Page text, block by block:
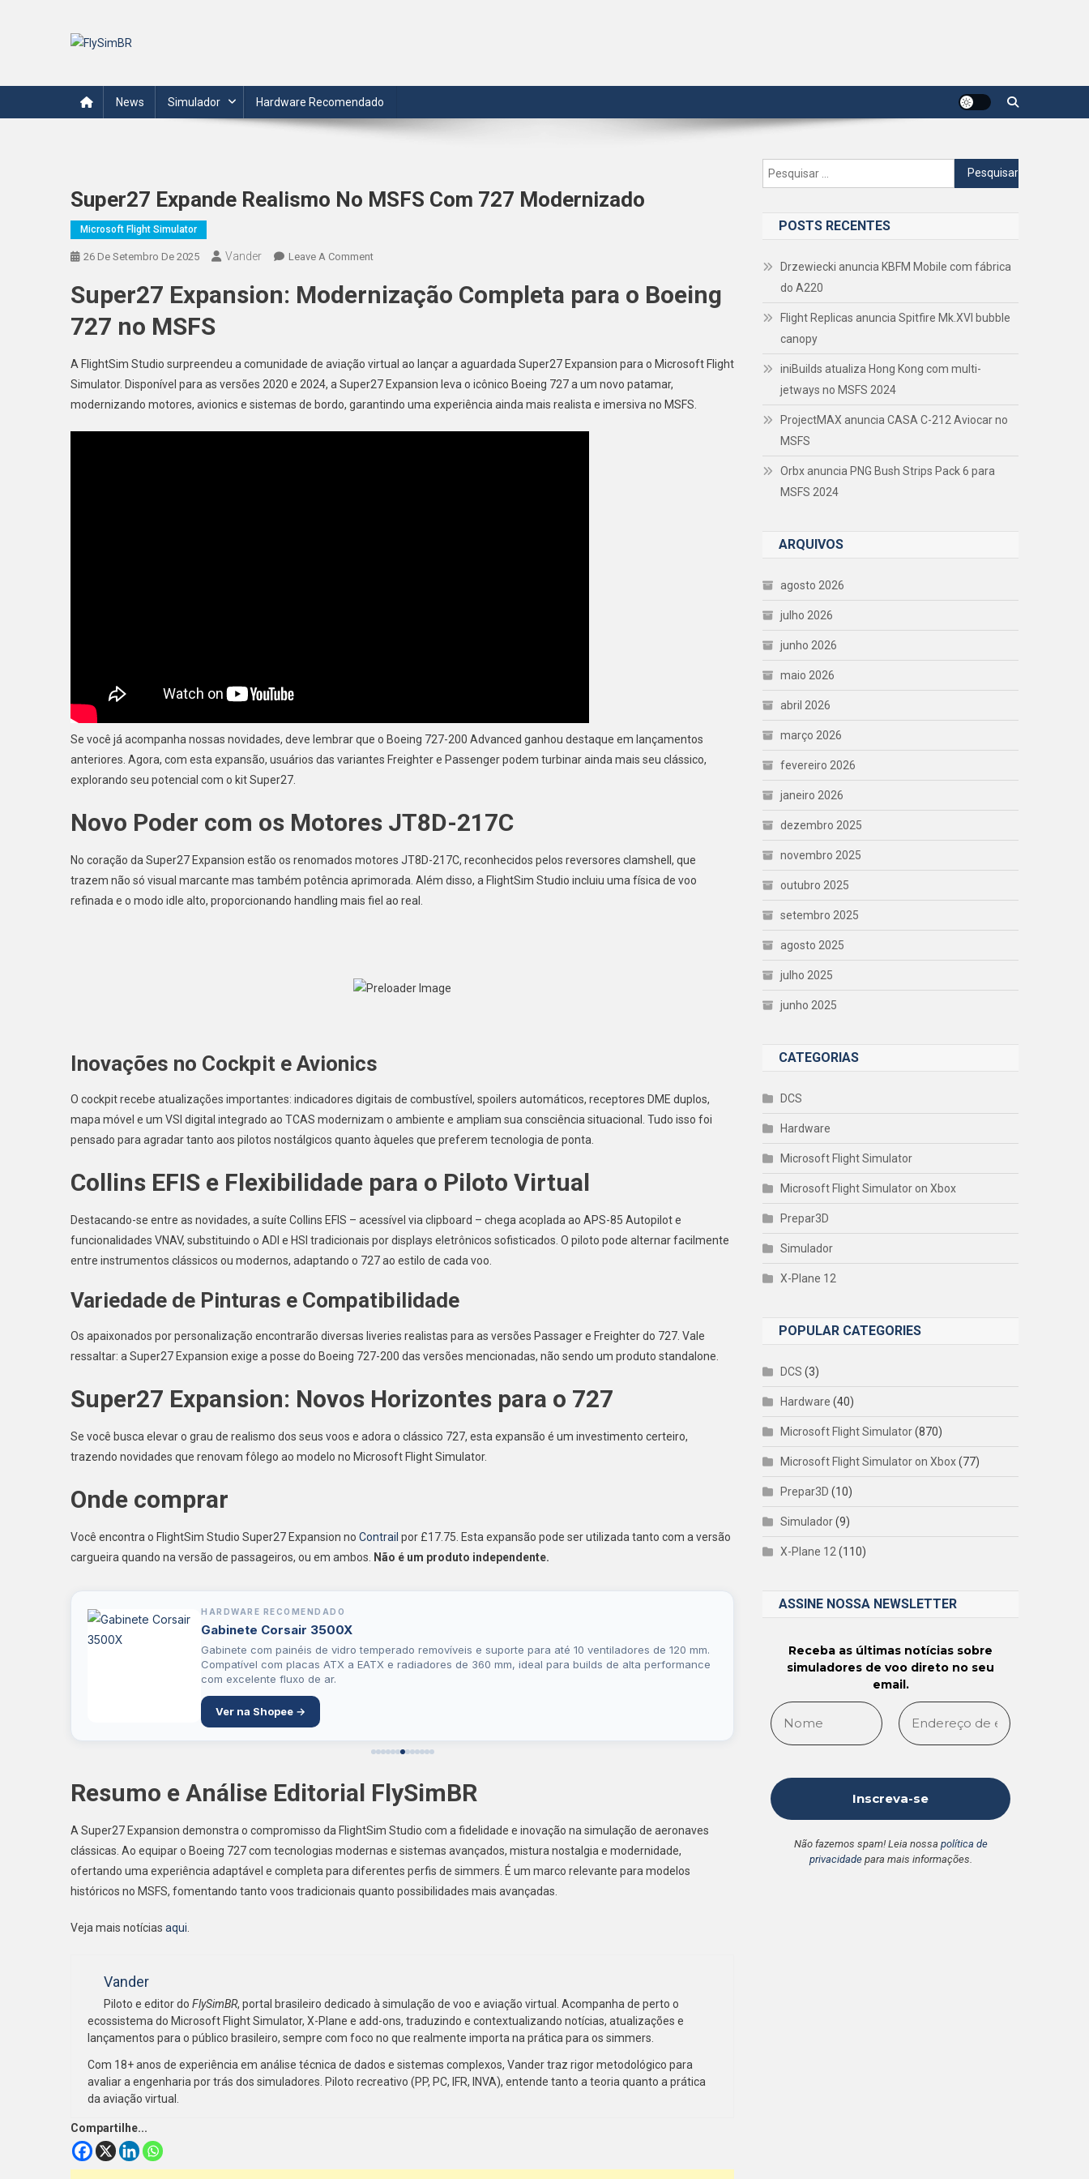
News Simulador Hardware Recomendado
Super27 Expande Realismo No MSFS Com 727 Modernizado
Microsoft Flight Simulator
26 De Setembro De 2025 Vander Leave A CommentOn
Expande
Com
727
Modernizado
Super27 Expansion: Modernização Completa para o Boeing
727 no MSFS
A FlightSim Studio surpreendeu a comunidade de aviação virtual ao lançar a aguardada Super27 Expansion para o Microsoft Flight
Simulator. Disponível para as versões 2020 e 2024, a Super27 Expansion leva o icônico Boeing 727 a um novo patamar,
modernizando motores, avionics e sistemas de bordo, garantindo uma experiência ainda mais realista e imersiva no MSFS.
Se você já acompanha nossas novidades, deve lembrar que o Boeing 727-200 Advanced ganhou destaque em lançamentos
anteriores. Agora, com esta expansão, usuários das variantes Freighter e Passenger podem turbinar ainda mais seu clássico,
explorando seu potencial com o kit Super27.
Novo Poder com os Motores JT8D-217C
No coração da Super27 Expansion estão os renomados motores JT8D-217C, reconhecidos pelos reversores clamshell, que
trazem não só visual marcante mas também potência aprimorada. Além disso, a FlightSim Studio incluiu uma física de voo
refinada e o modo idle alto, proporcionando handling mais fiel ao real.
Inovações no Cockpit e Avionics
O cockpit recebe atualizações importantes: indicadores digitais de combustível, spoilers automáticos, receptores DME duplos,
mapa móvel e um VSI digital integrado ao TCAS modernizam o ambiente e ampliam sua consciência situacional. Tudo isso foi
pensado para agradar tanto aos pilotos nostálgicos quanto àqueles que preferem tecnologia de ponta.
Collins EFIS e Flexibilidade para o Piloto Virtual
Destacando-se entre as novidades, a suíte Collins EFIS – acessível via clipboard – chega acoplada ao APS-85 Autopilot e
funcionalidades VNAV, substituindo o ADI e HSI tradicionais por displays eletrônicos sofisticados. O piloto pode alternar facilmente
entre instrumentos clássicos ou modernos, adaptando o 727 ao estilo de cada voo.
Variedade de Pinturas e Compatibilidade
Os apaixonados por personalização encontrarão diversas liveries realistas para as versões Passager e Freighter do 727. Vale
ressaltar: a Super27 Expansion exige a posse do Boeing 727-200 das versões mencionadas, não sendo um produto standalone.
Super27 Expansion: Novos Horizontes para o 727
Se você busca elevar o grau de realismo dos seus voos e adora o clássico 727, esta expansão é um investimento certeiro,
trazendo novidades que renovam fôlego ao modelo no Microsoft Flight Simulator.
Onde comprar
Você encontra o FlightSim Studio Super27 Expansion no Contrail por £17.75. Esta expansão pode ser utilizada tanto com a versão
cargueira quando na versão de passageiros, ou em ambos.
Não é um produto independente.
HARDWARE RECOMENDADO
Gabinete Corsair 3500X
Gabinete com painéis de vidro temperado removíveis e suporte para até 10 ventiladores de 120 mm.
Compatível com placas ATX a EATX e radiadores de 360 mm, ideal para builds de alta performance
com excelente fluxo de ar.
Ver na Shopee →
Resumo e Análise Editorial FlySimBR
A Super27 Expansion demonstra o compromisso da FlightSim Studio com a fidelidade e inovação na simulação de aeronaves
clássicas. Ao equipar o Boeing 727 com tecnologias modernas e sistemas avançados, mistura nostalgia e modernidade,
ofertando uma experiência adaptável e completa para diferentes perfis de simmers. É um marco relevante para modelos
históricos no MSFS, fomentando tanto voos tradicionais quanto possibilidades mais avançadas.
Veja mais notícias aqui
Vander
Piloto e editor do FlySimBR, portal brasileiro dedicado à simulação de voo e aviação virtual. Acompanha de perto o
ecossistema do Microsoft Flight Simulator, X-Plane e add-ons, traduzindo e contextualizando notícias, atualizações e
lançamentos para o público brasileiro, sempre com foco no que realmente importa na prática para os simmers.
Com 18+ anos de experiência em análise técnica de dados e sistemas complexos, Vander traz rigor metodológico para
avaliar a engenharia por trás dos simuladores. Piloto recreativo (PP, PC, IFR, INVA), entende tanto a teoria quanto a prática
da aviação virtual.
Compartilhe...
Pesquisar
por:
POSTS RECENTES
Drzewiecki anuncia KBFM Mobile com fábrica
do A220
Flight Replicas anuncia Spitfire Mk.XVI bubble
canopy
iniBuilds atualiza Hong Kong com multi-
jetways no MSFS 2024
ProjectMAX anuncia CASA C-212 Aviocar no
MSFS
Orbx anuncia PNG Bush Strips Pack 6 para
MSFS 2024
ARQUIVOS
agosto 2026
julho 2026
junho 2026
maio 2026
abril 2026
março 2026
fevereiro 2026
janeiro 2026
dezembro 2025
novembro 2025
outubro 2025
setembro 2025
agosto 2025
julho 2025
junho 2025
CATEGORIAS
DCS
Hardware
Microsoft Flight Simulator
Microsoft Flight Simulator on Xbox
Prepar3D
Simulador
X-Plane 12
POPULAR CATEGORIES
DCS (3)
Hardware (40)
Microsoft Flight Simulator(870)
Microsoft Flight Simulator on Xbox(77)
Prepar3D (10)
Simulador(9)
X-Plane 12 (110)
ASSINE NOSSA NEWSLETTER
Receba as últimas notícias sobre
simuladores de voo direto no seu
email.
Não fazemos spam! Leia nossa política de
privacidadepara mais informações.